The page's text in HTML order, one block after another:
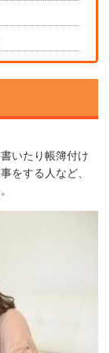
いたり帳簿付け
をする人など、